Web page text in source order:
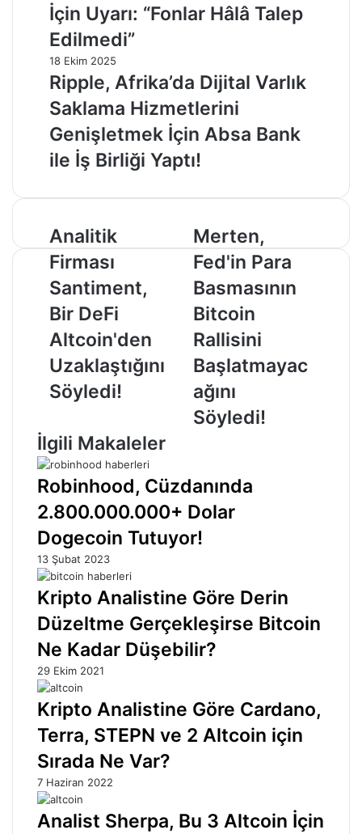
İçin Uyarı: “Fonlar Hâlâ Talep
Edilmedi”
18 Ekim 2025
Ripple, Afrika’da Dijital Varlık
Saklama Hizmetlerini
Genişletmek İçin Absa Bank
ile İş Birliği Yaptı!
Analitik
Firması
Santiment,
Bir
DeFi
Altcoin'den
Uzaklaştığını
Söyledi!
Analitik
Firması
Santiment,
Bir DeFi
Altcoin'den
Uzaklaştığını
Söyledi!
Merten,
Fed'in
Para
Basmasının
Bitcoin
Rallisini
Başlatmayacağını
Söyledi!
Merten,
Fed'in Para
Basmasının
Bitcoin
Rallisini
Başlatmayac
ağını
Söyledi!
İlgili Makaleler
Robinhood, Cüzdanında
2.800.000.000+ Dolar
Dogecoin Tutuyor!
13 Şubat 2023
Kripto Analistine Göre Derin
Düzeltme Gerçekleşirse Bitcoin
Ne Kadar Düşebilir?
29 Ekim 2021
Kripto Analistine Göre Cardano,
Terra, STEPN ve 2 Altcoin için
Sırada Ne Var?
7 Haziran 2022
Analist Sherpa, Bu 3 Altcoin İçin